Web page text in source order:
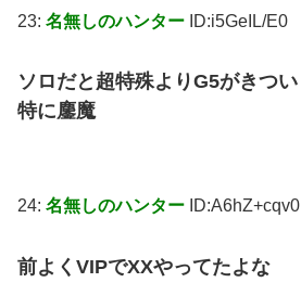
23: 名無しのハンター ID:i5GeIL/E0
ソロだと超特殊よりG5がきつい
特に鏖魔
24: 名無しのハンター ID:A6hZ+cqv0
前よくVIPでXXやってたよな